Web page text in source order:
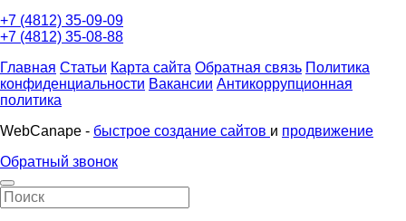
+7 (4812) 35-09-09
+7 (4812) 35-08-88
Главная Статьи Карта сайта Обратная связь Политика
конфиденциальности Вакансии Антикоррупционная
политика
WebCanape - быстрое создание сайтов и продвижение
Обратный звонок